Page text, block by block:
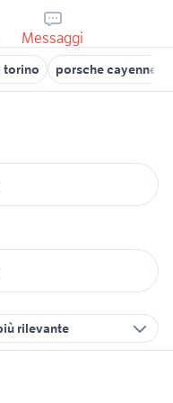
Messaggi
torino porsche cayenne
rilevante